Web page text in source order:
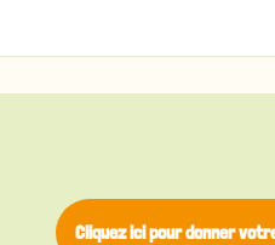
Cliquez ici pour donner